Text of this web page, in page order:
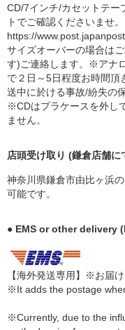
CD/7インチ/カセットテー
トでご確認くださいませ
https://
サイズオーバーの場合は
す)ご連絡します。※アナ
で２日～5日程度お時間
送中に於ける事故/紛失の
※CDはプラケースを外し
ません。
店頭受け取り (鎌倉店舗に
神奈川県鎌倉市由比ヶ浜
可能です。
● EMS or other delivery
【海外発送専用】※お届
※It adds the postage
※Currently, due to the